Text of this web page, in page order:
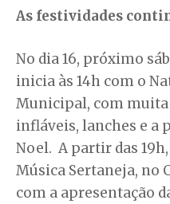
As festividades
No dia 16, próximo
inicia às 14h com o
Municipal, com muita
infláveis, lanches e a
Noel. A partir das
Música Sertaneja, no
com a apresentação